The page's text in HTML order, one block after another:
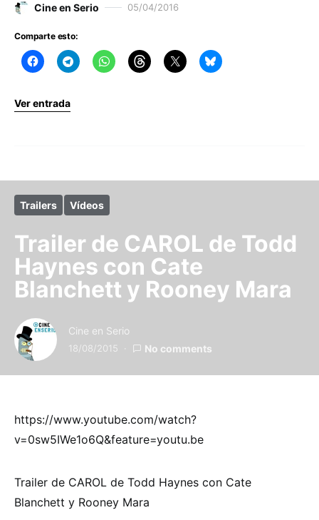
Cine en Serio 05/04/2016
Comparte esto:
Ver entrada
Trailers Vídeos
Trailer de CAROL de Todd
Haynes con Cate
Blanchett y Rooney Mara
Cine en Serio
18/08/2015 No comments
https://www.youtube.com/watch?
v=0sw5IWe1o6Q&feature=youtu.be
Trailer de CAROL de Todd Haynes con Cate
Blanchett y Rooney Mara